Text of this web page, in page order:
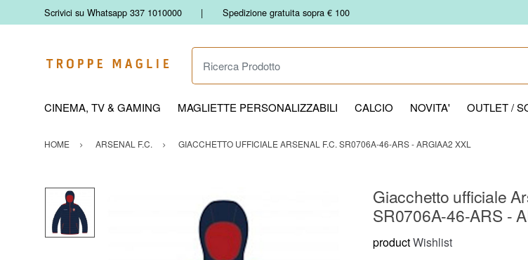
Scrivici su Whatsapp 337 1010000 Spedizione gratuita sopra € 100
Ricerca Prodotto
CINEMA, TV & GAMING MAGLIETTE PERSONALIZZABILI CALCIO NOVITA' OUTLET /
HOME ARSENAL F.C. GIACCHETTO UFFICIALE ARSENAL F.C. SR0706A-46-ARS - ARGIAA2 XXL
Giacchetto ufficiale
SR0706A-46-ARS -
productWishlist